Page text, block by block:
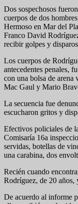
Dos sospechosos
cuerpos de dos
Hermoso en Mar del
Franco David
recibir golpes y
Los cuerpos de
antecedentes penales,
con una bolsa de arena
Mac Gaul y Mario
La secuencia fue
escucharon gritos y
Efectivos policiales de
Comisaría 16a
servidas, botellas de
una carabina, dos
Recién cuando
Rodríguez, de 20 años,
De acuerdo al informe